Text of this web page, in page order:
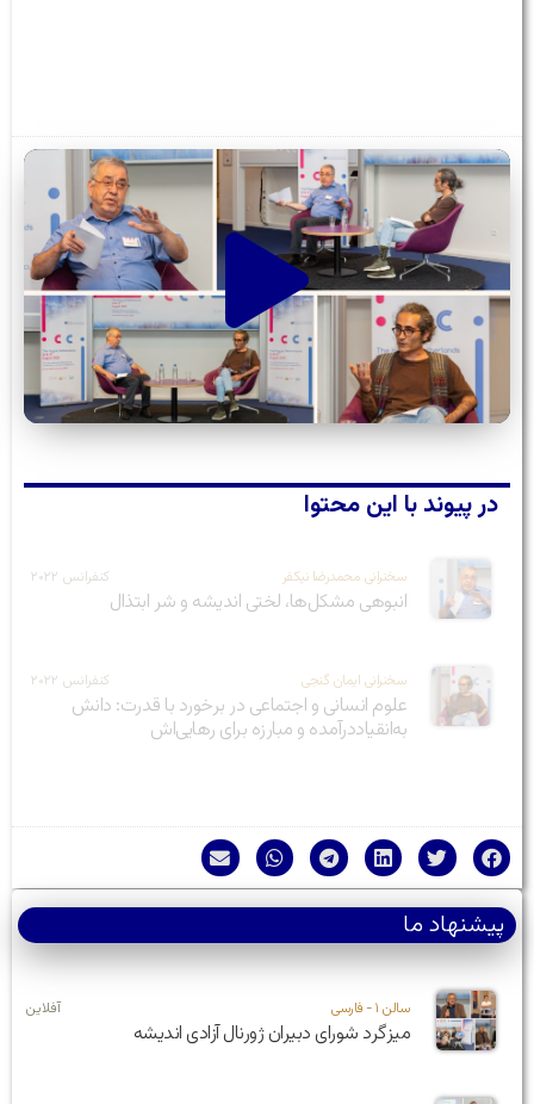
در پیوند با این محتوا
سخنرانی محمدرضا نیکفر کنفرانس ۲۰۲۲
انبوهی مشکل‌ها، لختی اندیشه و شر ابتذال
سخنرانی ایمان گنجی کنفرانس ۲۰۲۲
علوم انسانی و اجتماعی در برخورد با قدرت: دانش
به‌انقیاد‌درآمده و مبارزه برای رهایی‌اش
پیشنهاد ما
سالن ۱ - فارسی آفلاین
میزگرد شورای دبیران ژورنال آزادی اندیشه